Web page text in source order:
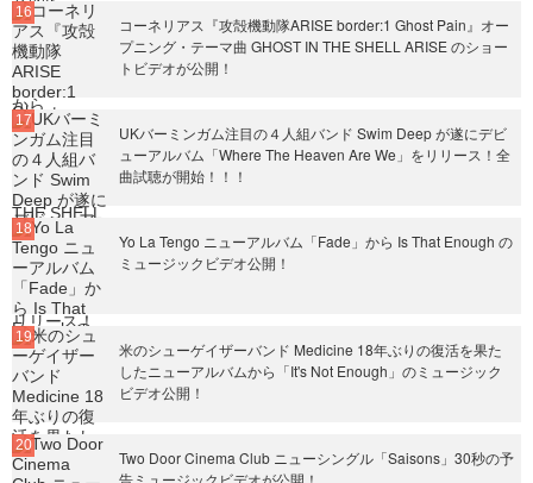
コーネリアス『攻殻機動隊ARISE border:1 Ghost Pain』オー
プニング・テーマ曲 GHOST IN THE SHELL ARISE のショー
トビデオが公開！
UKバーミンガム注目の４人組バンド Swim Deep が遂にデビ
ューアルバム「Where The Heaven Are We」をリリース！全
曲試聴が開始！！！
Yo La Tengo ニューアルバム「Fade」から Is That Enough の
ミュージックビデオ公開！
米のシューゲイザーバンド Medicine 18年ぶりの復活を果た
したニューアルバムから「It's Not Enough」のミュージック
ビデオ公開！
Two Door Cinema Club ニューシングル「Saisons」30秒の予
告ミュージックビデオが公開！